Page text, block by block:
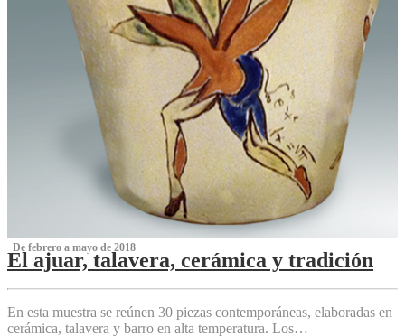
‌ De febrero a mayo de 2018
El ajuar, talavera, cerámica y tradición
‌
En esta muestra se reúnen 30 piezas contemporáneas, elaboradas en
cerámica, talavera y barro en alta temperatura. Los…